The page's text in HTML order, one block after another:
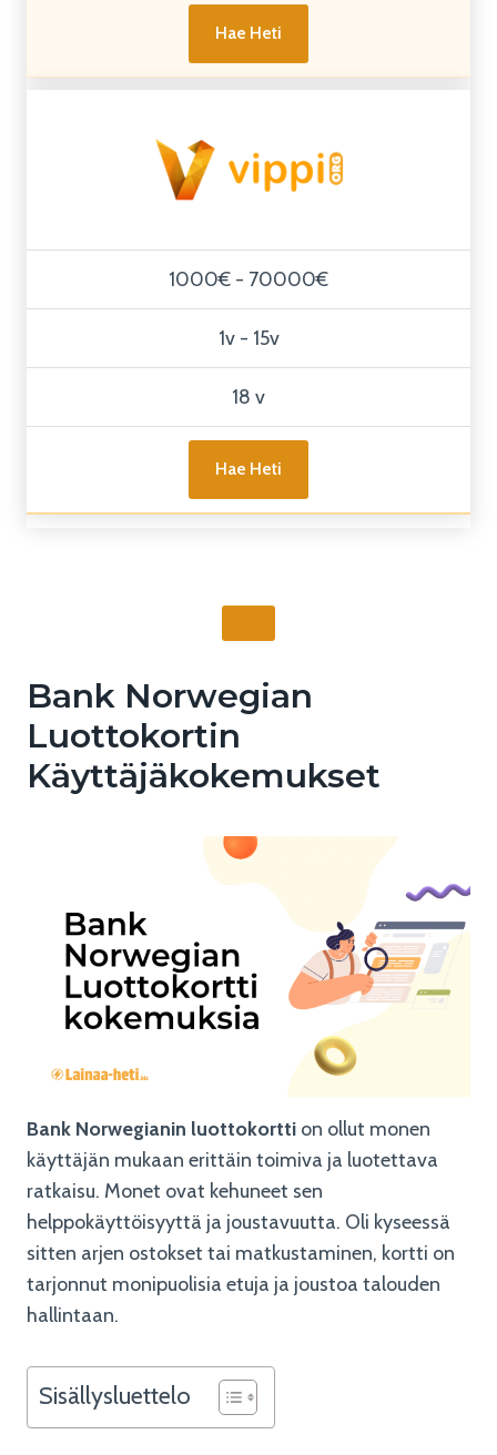
Hae Heti
1000€ - 70000€
1v - 15v
18 v
Hae Heti
Bank Norwegian
Luottokortin
Käyttäjäkokemukset
Bank Norwegianin luottokortti on ollut monen
käyttäjän mukaan erittäin toimiva ja luotettava
ratkaisu. Monet ovat kehuneet sen
helppokäyttöisyyttä ja joustavuutta. Oli kyseessä
sitten arjen ostokset tai matkustaminen, kortti on
tarjonnut monipuolisia etuja ja joustoa talouden
hallintaan.
Sisällysluettelo